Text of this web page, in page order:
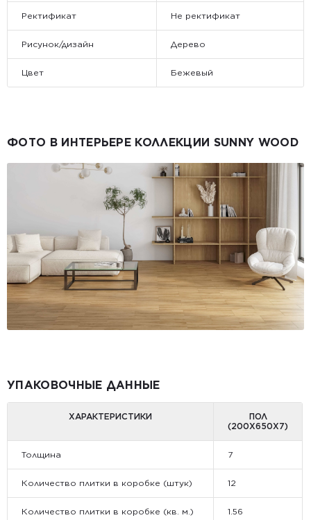
Ректификат Не ректификат
Рисунок/дизайн Дерево
Цвет Бежевый
ФОТО В ИНТЕРЬЕРЕ КОЛЛЕКЦИИ SUNNY WOOD
УПАКОВОЧНЫЕ ДАННЫЕ
ХАРАКТЕРИСТИКИ
ПОЛ
(200Х650X7)
Толщина 7
Количество плитки в коробке (штук) 12
Количество плитки в коробке (кв. м.) 1.56